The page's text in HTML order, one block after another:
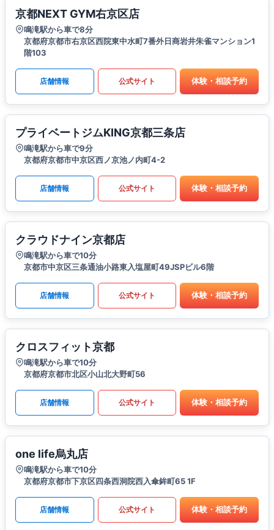
京都NEXT GYM右京区店
鳴滝駅から車で8分
京都府京都市右京区西院東中水町7番外日商岩井朱雀マンション1
階103
店舗情報 公式サイト 体験・相談予約
プライベートジムKING京都三条店
鳴滝駅から車で9分
京都府京都市中京区西ノ京池ノ内町4-2
店舗情報 公式サイト 体験・相談予約
クラウドナイン京都店
鳴滝駅から車で10分
京都市中京区三条通油小路東入塩屋町49JSPビル6階
店舗情報 公式サイト 体験・相談予約
クロスフィット京都
鳴滝駅から車で10分
京都府京都市北区小山北大野町56
店舗情報 公式サイト 体験・相談予約
one life烏丸店
鳴滝駅から車で10分
京都府京都市下京区四条西洞院西入傘鉾町65 1F
店舗情報 公式サイト 体験・相談予約